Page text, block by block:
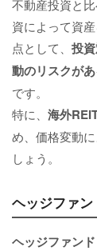
不動産投資と
資によって資
点として、 投
動のリスクが
です。
特に、 海外
め、価格変動
しょう。
ヘッジファン
ヘッジファン